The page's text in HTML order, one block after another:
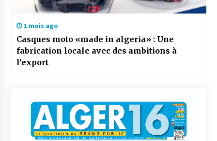
1 mois ago
Casques moto «made in algeria» : Une
fabrication locale avec des ambitions à
l’export